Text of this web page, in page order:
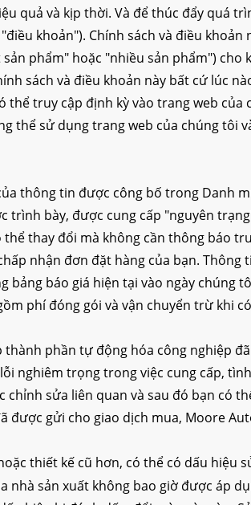
quả và kịp thời. Và để thúc đẩy quá
khoản"). Chính sách và điều
phẩm" hoặc "nhiều sản phẩm")
sách và điều khoản này bất cứ lúc
thể truy cập định kỳ vào trang web
thể sử dụng trang web của chúng tôi
thông tin được công bố trong Danh
bày, được cung cấp "nguyên
thay đổi mà không cần thông báo
nhận đơn đặt hàng của bạn.
báo giá hiện tại vào ngày chúng
phí đóng gói và vận chuyển trừ khi
phần tự động hóa công nghiệp
nghiêm trọng trong việc cung cấp,
sửa liên quan và sau đó bạn có
được gửi cho giao dịch mua, Moore
thiết kế cũ hơn, có thể có dấu hiệu
nhà sản xuất không bao giờ được áp